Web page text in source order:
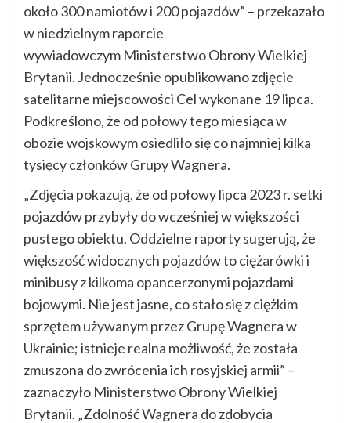
około 300 namiotów i 200 pojazdów” – przekazało
w niedzielnym raporcie
wywiadowczym Ministerstwo Obrony Wielkiej
Brytanii. Jednocześnie opublikowano zdjęcie
satelitarne miejscowości Cel wykonane 19 lipca.
Podkreślono, że od połowy tego miesiąca w
obozie wojskowym osiedliło się co najmniej kilka
tysięcy członków Grupy Wagnera.
„Zdjęcia pokazują, że od połowy lipca 2023 r. setki
pojazdów przybyły do wcześniej w większości
pustego obiektu. Oddzielne raporty sugerują, że
większość widocznych pojazdów to ciężarówki i
minibusy z kilkoma opancerzonymi pojazdami
bojowymi. Nie jest jasne, co stało się z ciężkim
sprzętem używanym przez Grupę Wagnera w
Ukrainie; istnieje realna możliwość, że została
zmuszona do zwrócenia ich rosyjskiej armii” –
zaznaczyło Ministerstwo Obrony Wielkiej
Brytanii. „Zdolność Wagnera do zdobycia